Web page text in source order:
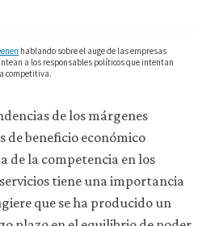
hablando sobre el auge de las empresas
a los responsables políticos que intentan
competitiva.
de los márgenes
de beneficio económico
de la competencia en los
tiene una importancia
que se ha producido un